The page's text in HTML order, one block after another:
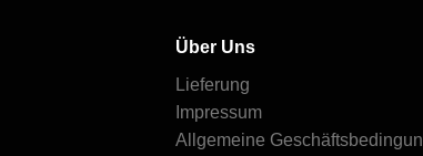
Über Uns
Lieferung
Impressum
Allgemeine